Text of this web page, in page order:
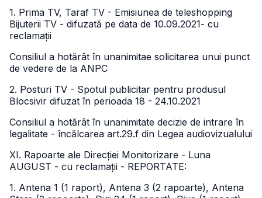
1. Prima TV, Taraf TV - Emisiunea de teleshopping
Bijuterii TV - difuzată pe data de 10.09.2021- cu
reclamații
Consiliul a hotărât în unanimitae solicitarea unui punct
de vedere de la ANPC
2. Posturi TV - Spotul publicitar pentru produsul
Blocsivir difuzat în perioada 18 - 24.10.2021
Consiliul a hotărât în unanimitate decizie de intrare în
legalitate - încălcarea art.29.f din Legea audiovizualului
XI. Rapoarte ale Direcției Monitorizare - Luna
AUGUST - cu reclamații - REPORTATE:
1. Antena 1 (1 raport), Antena 3 (2 rapoarte), Antena